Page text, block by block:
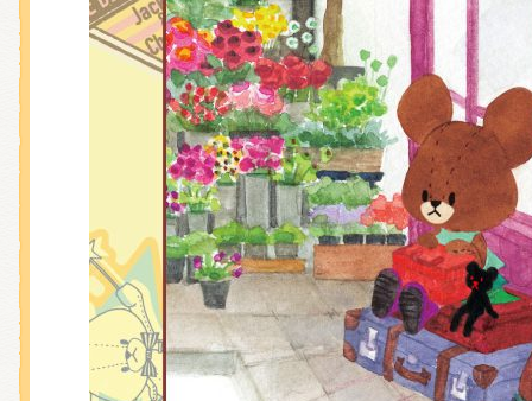
チア ジャッキーズ！
くまのがっこう しょくいんしつ
くまのがっこう 家庭科部